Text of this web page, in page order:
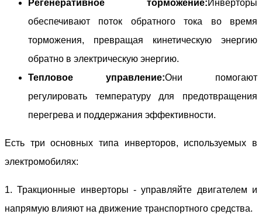
Регенеративное торможение:Инверторы
обеспечивают поток обратного тока во время
торможения, превращая кинетическую энергию
обратно в электрическую энергию.
Тепловое управление:Они помогают
регулировать температуру для предотвращения
перегрева и поддержания эффективности.
Есть три основных типа инверторов, используемых в
электромобилях:
1. Тракционные инверторы - управляйте двигателем и
напрямую влияют на движение транспортного средства.